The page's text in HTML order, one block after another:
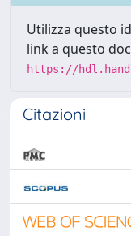
Utilizza questo
link a questo
https://
Citazioni